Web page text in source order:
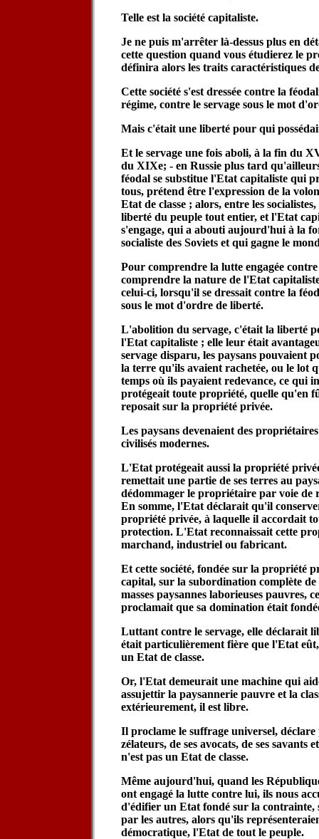
Telle est la société capitaliste.
Je ne puis m'arrêter là-dessus plus en
cette question quand vous étudierez le
définira alors les traits caractéristiques
Cette société s'est dressée contre la
régime, contre le servage sous le mot
Mais c'était une liberté pour qui
Et le servage une fois aboli, à la fin du
du XIXe; - en Russie plus tard
féodal se substitue l'Etat capitaliste qui
tous, prétend être l'expression de la
Etat de classe ; alors, entre les
liberté du peuple tout entier, et l'Etat
s'engage, qui a abouti aujourd'hui à la
socialiste des Soviets et qui gagne le
Pour comprendre la lutte engagée
comprendre la nature de l'Etat
celui-ci, lorsqu'il se dressait contre la
sous le mot d'ordre de liberté.
L'abolition du servage, c'était la liberté
l'Etat capitaliste ; elle leur était
servage disparu, les paysans pouvaient
la terre qu'ils avaient rachetée, ou le lot
temps où ils payaient redevance, ce qui
protégeait toute propriété, quelle qu'en
reposait sur la propriété privée.
Les paysans devenaient des
civilisés modernes.
L'Etat protégeait aussi la propriété
remettait une partie de ses terres au
dédommager le propriétaire par voie
En somme, l'Etat déclarait qu'il
propriété privée, à laquelle il accordait
protection. L'Etat reconnaissait cette
marchand, industriel ou fabricant.
Et cette société, fondée sur la propriété
capital, sur la subordination complète de
masses paysannes laborieuses pauvres,
proclamait que sa domination était
Luttant contre le servage, elle déclarait
était particulièrement fière que l'Etat eût,
un Etat de classe.
Or, l'Etat demeurait une machine qui
assujettir la paysannerie pauvre et la
extérieurement, il est libre.
Il proclame le suffrage universel, déclare
zélateurs, de ses avocats, de ses savants
n'est pas un Etat de classe.
Même aujourd'hui, quand les
ont engagé la lutte contre lui, ils nous
d'édifier un Etat fondé sur la contrainte,
par les autres, alors qu'ils
démocratique, l'Etat de tout le peuple.